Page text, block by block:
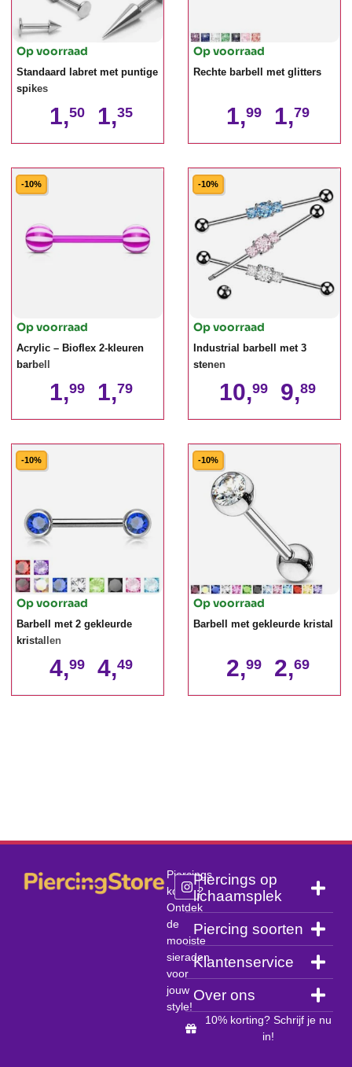
Op voorraad
Standaard labret met puntige
spikes
1,50 1,35
Op voorraad
Rechte barbell met glitters
1,99 1,79
-10%
Op voorraad
Acrylic – Bioflex 2-kleuren
barbell
1,99 1,79
-10%
Op voorraad
Industrial barbell met 3
stenen
10,99 9,89
-10%
Op voorraad
Barbell met 2 gekleurde
kristallen
4,99 4,49
-10%
Op voorraad
Barbell met gekleurde kristal
2,99 2,69
Piercings
kopen?
Ontdek
de
mooiste
sieraden
voor
jouw
style!
Piercings op
lichaamsplek
Piercing soorten
Klantenservice
Over ons
10% korting? Schrijf je nu
in!